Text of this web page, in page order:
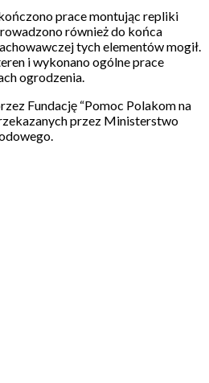
prace montując repliki
również do końca
tych elementów mogił.
i wykonano ogólne prace
ogrodzenia.
Fundację “Pomoc Polakom na
przez Ministerstwo